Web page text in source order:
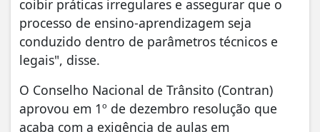
coibir práticas irregulares e assegurar que o
processo de ensino-aprendizagem seja
conduzido dentro de parâmetros técnicos e
legais", disse.
O Conselho Nacional de Trânsito (Contran)
aprovou em 1º de dezembro resolução que
acaba com a exigência de aulas em